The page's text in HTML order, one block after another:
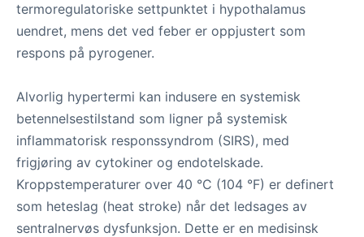
termoregulatoriske settpunktet i hypothalamus
uendret, mens det ved feber er oppjustert som
respons på pyrogener.
Alvorlig hypertermi kan indusere en systemisk
betennelsestilstand som ligner på systemisk
inflammatorisk responssyndrom (SIRS), med
frigjøring av cytokiner og endotelskade.
Kroppstemperaturer over 40 °C (104 °F) er definert
som heteslag (heat stroke) når det ledsages av
sentralnervøs dysfunksjon. Dette er en medisinsk